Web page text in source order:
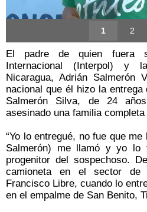
1 2
El padre de quien fuera
Internacional (Interpol) y
Nicaragua, Adrián Salmerón
nacional que él hizo la
Salmerón Silva, de 24
asesinado una familia
“Yo lo entregué, no fue que
Salmerón) me llamó y yo lo
progenitor del sospechoso.
camioneta en el sector de
Francisco Libre, cuando lo
en el empalme de San Benito,